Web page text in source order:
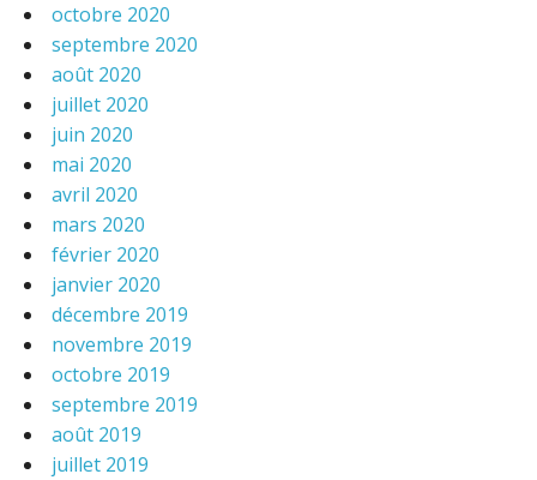
octobre 2020
septembre 2020
août 2020
juillet 2020
juin 2020
mai 2020
avril 2020
mars 2020
février 2020
janvier 2020
décembre 2019
novembre 2019
octobre 2019
septembre 2019
août 2019
juillet 2019